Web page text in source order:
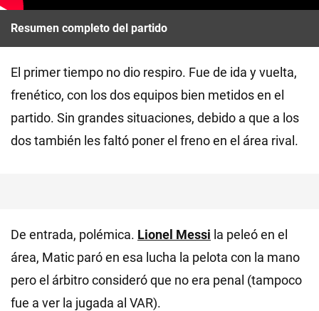
Resumen completo del partido
El primer tiempo no dio respiro. Fue de ida y vuelta,
frenético, con los dos equipos bien metidos en el
partido. Sin grandes situaciones, debido a que a los
dos también les faltó poner el freno en el área rival.
De entrada, polémica. Lionel Messi la peleó en el
área, Matic paró en esa lucha la pelota con la mano
pero el árbitro consideró que no era penal (tampoco
fue a ver la jugada al VAR).